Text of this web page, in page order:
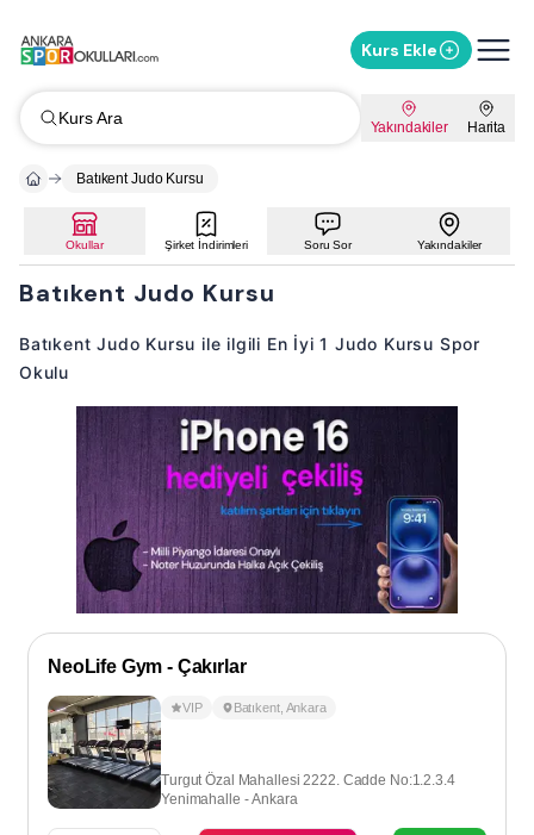
Kurs Ekle
Kurs Ara Yakındakiler Harita
Batıkent Judo Kursu
Okullar Şirket İndirimleri Soru Sor Yakındakiler
Batıkent Judo Kursu
Batıkent Judo Kursu ile ilgili En İyi 1 Judo Kursu Spor
Okulu
NeoLife Gym - Çakırlar
VIP Batıkent, Ankara
Turgut Özal Mahallesi 2222. Cadde No:1.2.3.4
Yenimahalle - Ankara